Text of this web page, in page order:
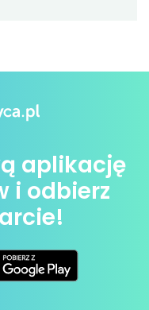
aplikację
i odbierz